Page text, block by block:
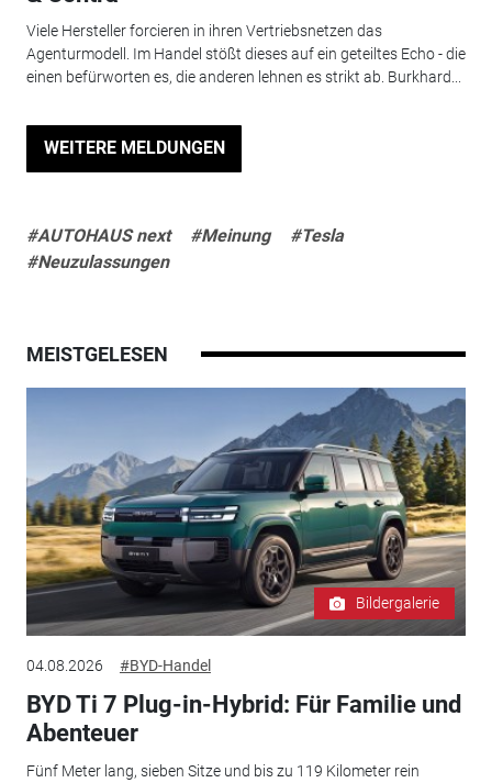
Viele Hersteller forcieren in ihren Vertriebsnetzen das
Agenturmodell. Im Handel stößt dieses auf ein geteiltes Echo - die
einen befürworten es, die anderen lehnen es strikt ab. Burkhard...
WEITERE MELDUNGEN
#AUTOHAUS next #Meinung
#Tesla
#Neuzulassungen
MEISTGELESEN
Bildergalerie
04.08.2026 #BYD-Handel
BYD Ti 7 Plug-in-Hybrid: Für Familie und
Abenteuer
Fünf Meter lang, sieben Sitze und bis zu 119 Kilometer rein